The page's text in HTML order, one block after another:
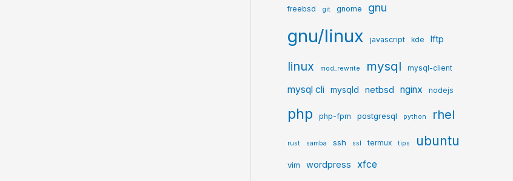
freebsd git gnome gnu
gnu/linux javascript kde lftp
linux mod_rewrite mysql mysql-client
mysql cli mysqld netbsd nginx nodejs
php php-fpm postgresql python rhel
rust samba ssh ssl termux tips ubuntu
vim wordpress xfce